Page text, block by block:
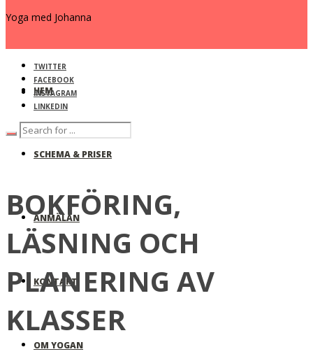
Yoga med Johanna
HEM
SCHEMA & PRISER
ANMÄLAN
KONTAKT
OM YOGAN
TWITTER
FACEBOOK
INSTAGRAM
LINKEDIN
BOKFÖRING,
LÄSNING OCH
PLANERING AV
KLASSER